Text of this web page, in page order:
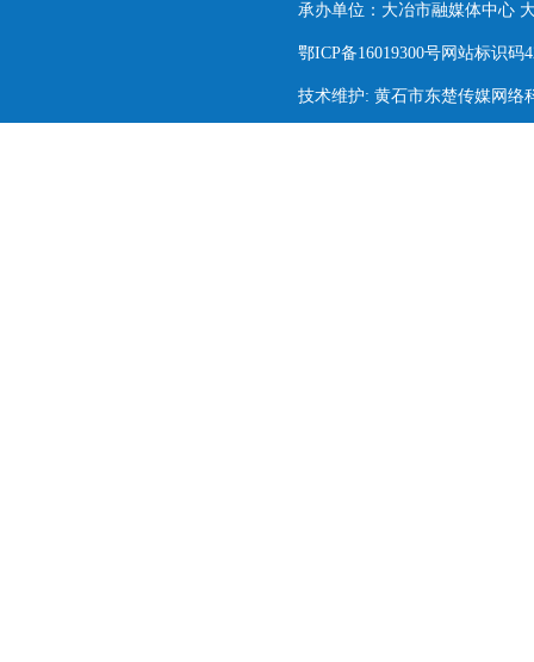
承办单位：大冶市融媒体中心
鄂ICP备16019300号网站标识码
技术维护: 黄石市东楚传媒网络